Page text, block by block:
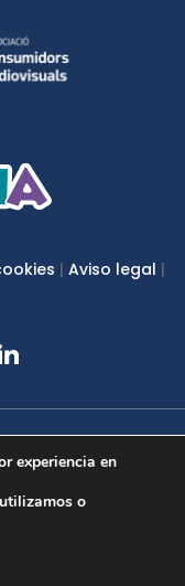
| Aviso legal |
experiencia en
o